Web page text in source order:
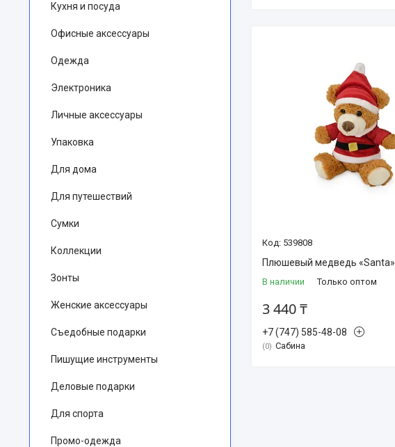
539808
Плюшевый медведь «Santa»
В наличии Только оптом
3 440 ₸
+7 (747) 585-48-08
0 Сабина
Кухня и посуда
Офисные аксессуары
Одежда
Электроника
Личные аксессуары
Упаковка
Для дома
Для путешествий
Сумки
Коллекции
Зонты
Женские аксессуары
Съедобные подарки
Пишущие инструменты
Деловые подарки
Для спорта
Промо-одежда